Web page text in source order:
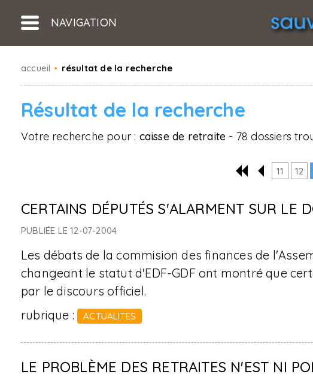
NAVIGATION
accueil • résultat de la recherche
Résultat de la recherche
Votre recherche pour : caisse de retraite - 78 dossiers
11 12
CERTAINS DÉPUTÉS S'ALARMENT SUR LE
PUBLIÉE LE 12-07-2004
Les débats de la commision des finances de
changeant le statut d'EDF-GDF ont montré que
par le discours officiel.
rubrique : ACTUALITES
LE PROBLÈME DES RETRAITES N'EST NI